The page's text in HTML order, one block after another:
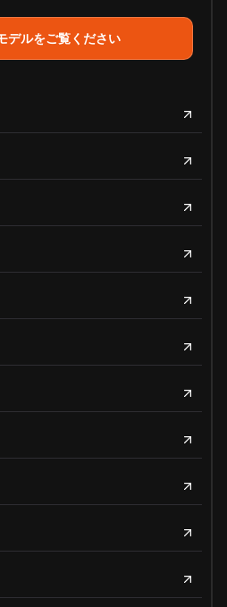
デルをご覧ください